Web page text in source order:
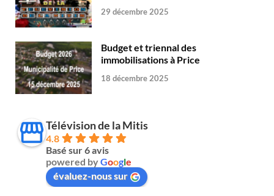
29 décembre 2025
Budget et triennal des
immobilisations à Price
18 décembre 2025
Télévision de la Mitis
4.8
Basé sur 6 avis
powered byGoogle
évaluez-nous sur